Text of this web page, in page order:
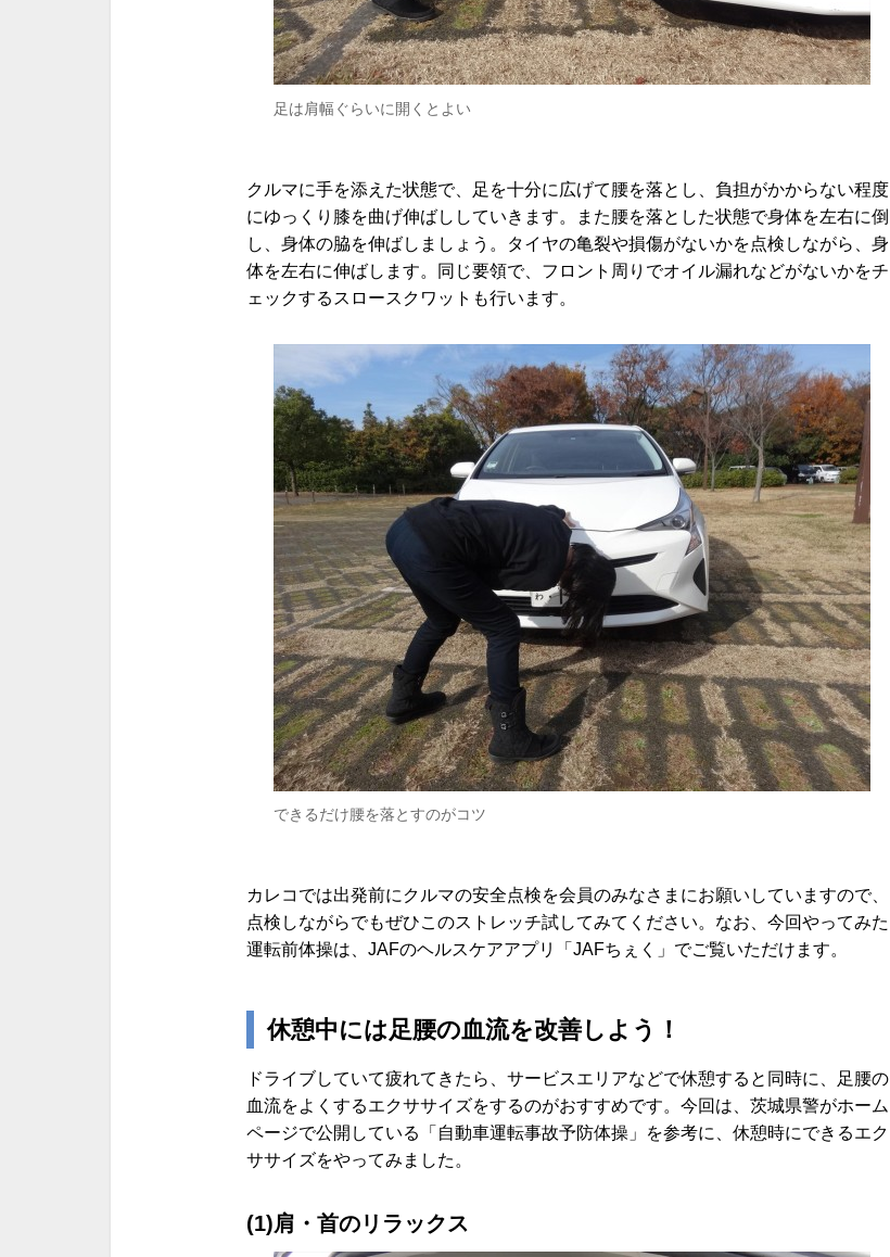
足は肩幅ぐらいに開くとよい
クルマに手を添えた状態で、足を十分に広げて腰を落とし、負担がかからない程度
にゆっくり膝を曲げ伸ばししていきます。また腰を落とした状態で身体を左右に倒
し、身体の脇を伸ばしましょう。タイヤの亀裂や損傷がないかを点検しながら、身
体を左右に伸ばします。同じ要領で、フロント周りでオイル漏れなどがないかをチ
ェックするスロースクワットも行います。
できるだけ腰を落とすのがコツ
カレコでは出発前にクルマの安全点検を会員のみなさまにお願いしていますので、
点検しながらでもぜひこのストレッチ試してみてください。なお、今回やってみた
運転前体操は、JAFのヘルスケアアプリ「JAFちぇく」でご覧いただけます。
休憩中には足腰の血流を改善しよう！
ドライブしていて疲れてきたら、サービスエリアなどで休憩すると同時に、足腰の
血流をよくするエクササイズをするのがおすすめです。今回は、茨城県警がホーム
ページで公開している「自動車運転事故予防体操」を参考に、休憩時にできるエク
ササイズをやってみました。
(1)肩・首のリラックス